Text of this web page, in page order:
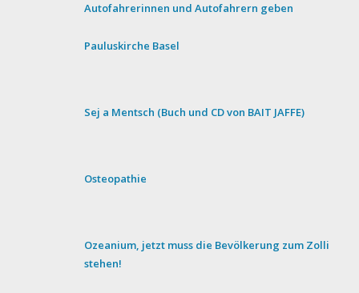
Autofahrerinnen und Autofahrern geben
Pauluskirche Basel
Sej a Mentsch (Buch und CD von BAIT JAFFE)
Osteopathie
Ozeanium, jetzt muss die Bevölkerung zum Zolli
stehen!